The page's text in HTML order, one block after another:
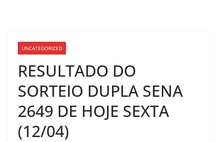
UNCATEGORIZED
RESULTADO DO
SORTEIO DUPLA SENA
2649 DE HOJE SEXTA
(12/04)